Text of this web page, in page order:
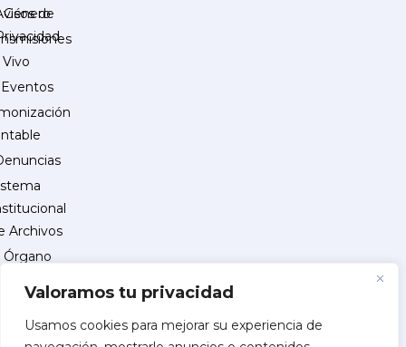
Valoramos tu privacidad
Usamos cookies para mejorar su experiencia de
de
Género
Eventos
Archivos
Órgano
Control